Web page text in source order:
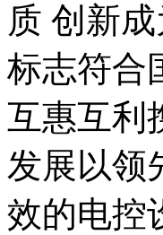
质 创新
标志符合
互惠互利
发展以领
效的电控